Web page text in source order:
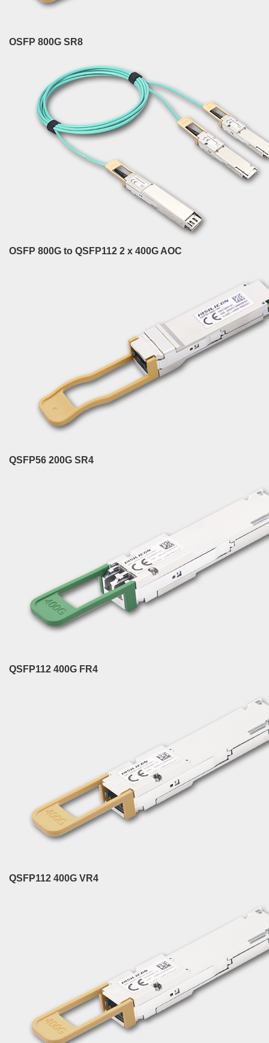
OSFP 800G SR8
OSFP 800G to QSFP112 2 x 400G AOC
QSFP56 200G SR4
QSFP112 400G FR4
QSFP112 400G VR4